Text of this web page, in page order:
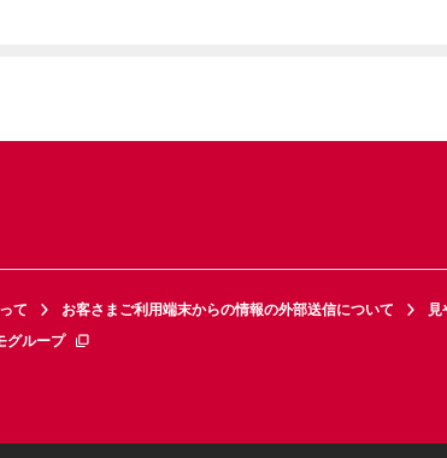
て お客さまご利用端末からの情報の外部送信について
見
グループ